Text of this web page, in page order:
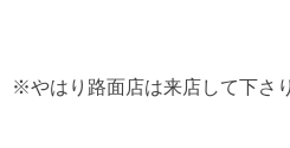
※やはり路面店は来店して下さ